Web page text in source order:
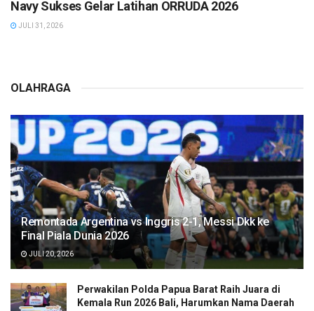
Navy Sukses Gelar Latihan ORRUDA 2026
JULI 31, 2026
OLAHRAGA
Remontada Argentina vs Inggris 2-1, Messi Dkk ke
Final Piala Dunia 2026
JULI 20, 2026
Perwakilan Polda Papua Barat Raih Juara di
Kemala Run 2026 Bali, Harumkan Nama Daerah